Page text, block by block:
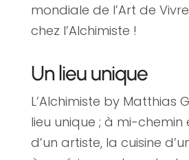
mondiale de l’Art de
chez l’Alchimiste !
Un lieu unique
L’Alchimiste by Matthias
lieu unique ; à mi-chemin
d’un artiste, la cuisine